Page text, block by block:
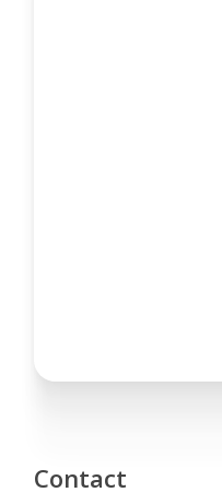
Contact